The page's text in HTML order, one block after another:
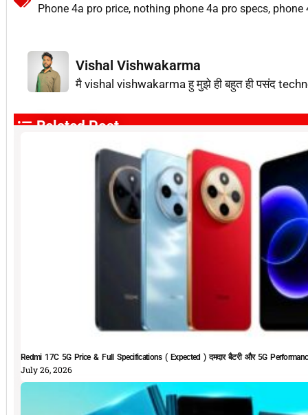
Phone 4a pro price, nothing phone 4a pro specs, phone
Vishal Vishwakarma
मै vishal vishwakarma हु मुझे ही बहुत ही पसंद
Related Post
Redmi 17C 5G Price & Full Specifications ( Expected ) दमदार बैटरी और 5G
July 26, 2026